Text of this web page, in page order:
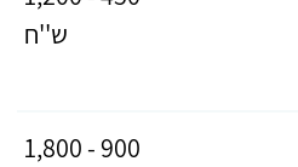
ש''ח
900 - 1,800